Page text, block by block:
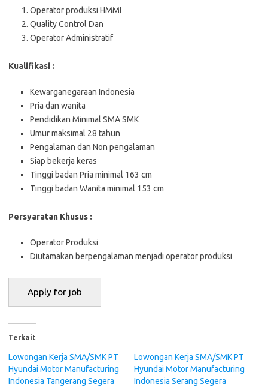
Operator produksi HMMI
Quality Control Dan
Operator Administratif
Kualifikasi :
Kewarganegaraan Indonesia
Pria dan wanita
Pendidikan Minimal SMA SMK
Umur maksimal 28 tahun
Pengalaman dan Non pengalaman
Siap bekerja keras
Tinggi badan Pria minimal 163 cm
Tinggi badan Wanita minimal 153 cm
Persyaratan Khusus :
Operator Produksi
Diutamakan berpengalaman menjadi operator produksi
Terkait
Lowongan Kerja SMA/SMK PT
Hyundai Motor Manufacturing
Indonesia Tangerang Segera
Lowongan Kerja SMA/SMK PT
Hyundai Motor Manufacturing
Indonesia Serang Segera